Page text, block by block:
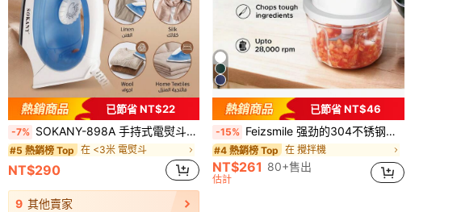
已節省 NT$22
-7% SOKANY-898A 手持式電熨斗，迷你便攜，適合學生與旅行使用，陶瓷底盤設計，適用於所有衣物類型，恆溫熨燙，不傷衣物，可調溫度控制
#5 熱銷榜 Top 在 <3米 電熨斗
幾乎賣完了！
#5 熱銷榜 Top 在 <3米 電熨斗
幾乎賣完了！
#5 熱銷榜 Top 在 <3米 電熨斗
幾乎賣完了！
#5 熱銷榜 Top
NT$290
9 其他賣家
已節省 NT$46
-15% Feizsmile 强劲的304不锈钢便携式电动食物切碎机和处理器 - 350毫升塑料迷你无线USB手持式蒜蓉切片器，适用于蔬菜和肉类
#4 熱銷榜 Top
在 攪拌機
(1000+)
#4 熱銷榜 Top
在 攪拌機
(1000+)
#4 熱銷榜 Top
在 攪拌機
(1000+)
#4 熱銷榜 Top
在 攪拌機
NT$261 80+售出
估計